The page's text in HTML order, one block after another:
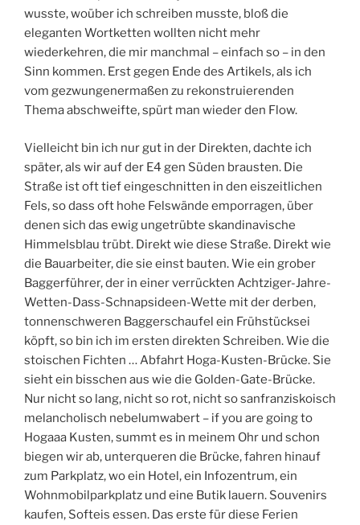
wusste, woüber ich schreiben musste, bloß die
eleganten Wortketten wollten nicht mehr
wiederkehren, die mir manchmal – einfach so – in den
Sinn kommen. Erst gegen Ende des Artikels, als ich
vom gezwungenermaßen zu rekonstruierenden
Thema abschweifte, spürt man wieder den Flow.
Vielleicht bin ich nur gut in der Direkten, dachte ich
später, als wir auf der E4 gen Süden brausten. Die
Straße ist oft tief eingeschnitten in den eiszeitlichen
Fels, so dass oft hohe Felswände emporragen, über
denen sich das ewig ungetrübte skandinavische
Himmelsblau trübt. Direkt wie diese Straße. Direkt wie
die Bauarbeiter, die sie einst bauten. Wie ein grober
Baggerführer, der in einer verrückten Achtziger-Jahre-
Wetten-Dass-Schnapsideen-Wette mit der derben,
tonnenschweren Baggerschaufel ein Frühstücksei
köpft, so bin ich im ersten direkten Schreiben. Wie die
stoischen Fichten … Abfahrt Hoga-Kusten-Brücke. Sie
sieht ein bisschen aus wie die Golden-Gate-Brücke.
Nur nicht so lang, nicht so rot, nicht so sanfranziskoisch
melancholisch nebelumwabert – if you are going to
Hogaaa Kusten, summt es in meinem Ohr und schon
biegen wir ab, unterqueren die Brücke, fahren hinauf
zum Parkplatz, wo ein Hotel, ein Infozentrum, ein
Wohnmobilparkplatz und eine Butik lauern. Souvenirs
kaufen, Softeis essen. Das erste für diese Ferien